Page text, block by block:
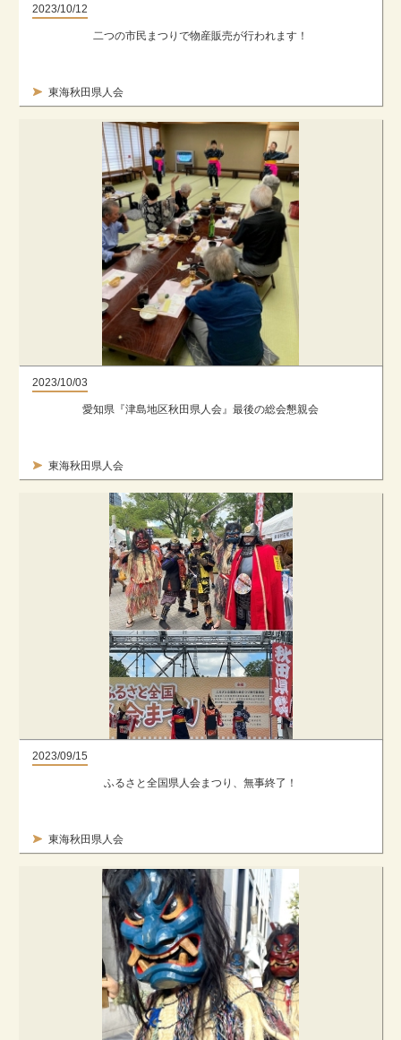
2023/10/12
東海秋田県人会
二つの市民まつりで物産販売が行われます！
2023/10/03
東海秋田県人会
愛知県『津島地区秋田県人会』最後の総会懇親会
2023/09/15
東海秋田県人会
ふるさと全国県人会まつり、無事終了！